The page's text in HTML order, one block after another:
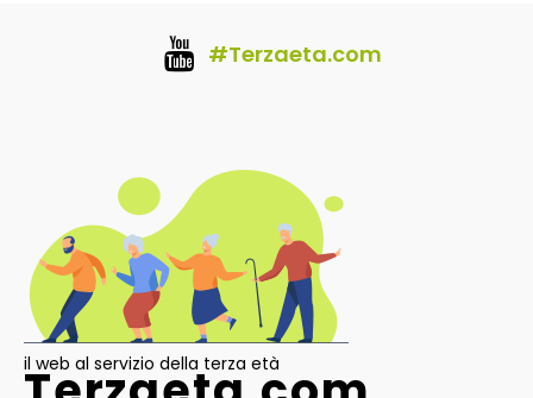
#Terzaeta.com
il web al servizio della terza età